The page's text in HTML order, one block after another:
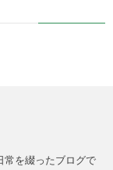
常を綴ったブログで